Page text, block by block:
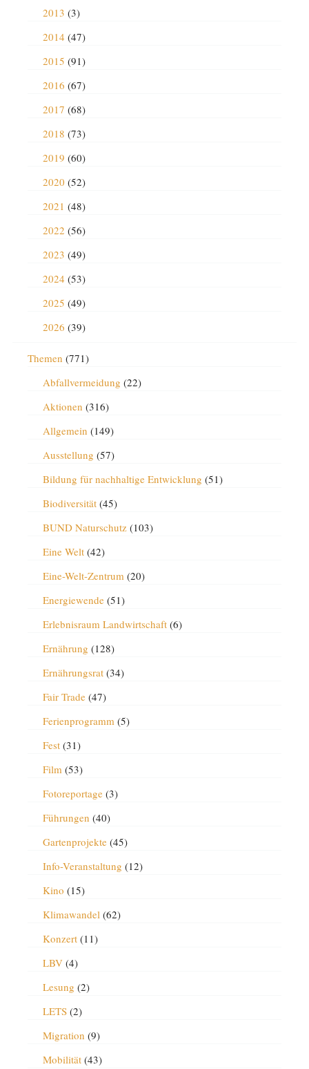
2013 (3)
2014 (47)
2015 (91)
2016 (67)
2017 (68)
2018 (73)
2019 (60)
2020 (52)
2021 (48)
2022 (56)
2023 (49)
2024 (53)
2025 (49)
2026 (39)
Themen (771)
Abfallvermeidung (22)
Aktionen (316)
Allgemein (149)
Ausstellung (57)
Bildung für nachhaltige Entwicklung (51)
Biodiversität(45)
BUND Naturschutz(103)
Eine Welt(42)
Eine-Welt-Zentrum(20)
Energiewende(51)
Erlebnisraum Landwirtschaft(6)
Ernährung (128)
Ernährungsrat(34)
Fair Trade(47)
Ferienprogramm(5)
Fest(31)
Film(53)
Fotoreportage(3)
Führungen (40)
Gartenprojekte(45)
Info-Veranstaltung (12)
Kino (15)
Klimawandel(62)
Konzert(11)
LBV(4)
Lesung (2)
LETS(2)
Migration (9)
Mobilität(43)